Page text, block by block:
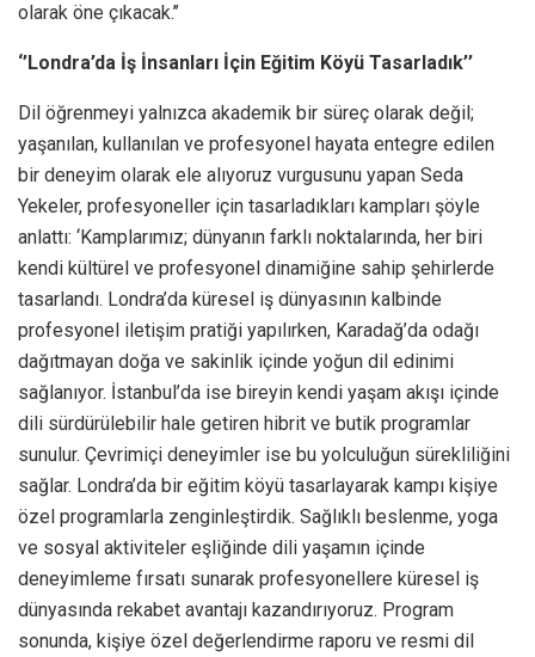
olarak öne çıkacak.’’
‘’Londra’da İş İnsanları İçin Eğitim Köyü Tasarladık’’
Dil öğrenmeyi yalnızca akademik bir süreç olarak değil;
yaşanılan, kullanılan ve profesyonel hayata entegre edilen
bir deneyim olarak ele alıyoruz vurgusunu yapan Seda
Yekeler, profesyoneller için tasarladıkları kampları şöyle
anlattı: ‘Kamplarımız; dünyanın farklı noktalarında, her biri
kendi kültürel ve profesyonel dinamiğine sahip şehirlerde
tasarlandı. Londra’da küresel iş dünyasının kalbinde
profesyonel iletişim pratiği yapılırken, Karadağ’da odağı
dağıtmayan doğa ve sakinlik içinde yoğun dil edinimi
sağlanıyor. İstanbul’da ise bireyin kendi yaşam akışı içinde
dili sürdürülebilir hale getiren hibrit ve butik programlar
sunulur. Çevrimiçi deneyimler ise bu yolculuğun sürekliliğini
sağlar. Londra’da bir eğitim köyü tasarlayarak kampı kişiye
özel programlarla zenginleştirdik. Sağlıklı beslenme, yoga
ve sosyal aktiviteler eşliğinde dili yaşamın içinde
deneyimleme fırsatı sunarak profesyonellere küresel iş
dünyasında rekabet avantajı kazandırıyoruz. Program
sonunda, kişiye özel değerlendirme raporu ve resmi dil